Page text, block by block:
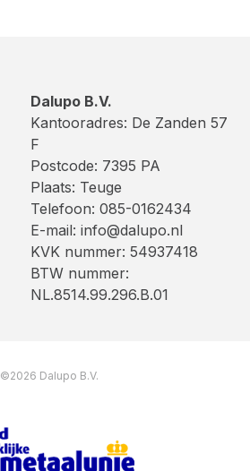
Dalupo B.V.
Kantooradres: De Zanden 57
F
Postcode: 7395 PA
Plaats: Teuge
Telefoon: 085-0162434
E-mail: info@dalupo.nl
KVK nummer: 54937418
BTW nummer:
NL.8514.99.296.B.01
©2026 Dalupo B.V.